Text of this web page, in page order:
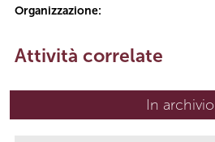
Organizzazione:
Attività correlate
In archivio